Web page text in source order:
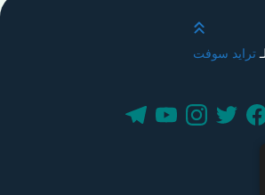
قم بالتمرير لأعلى
ترايد سوفت